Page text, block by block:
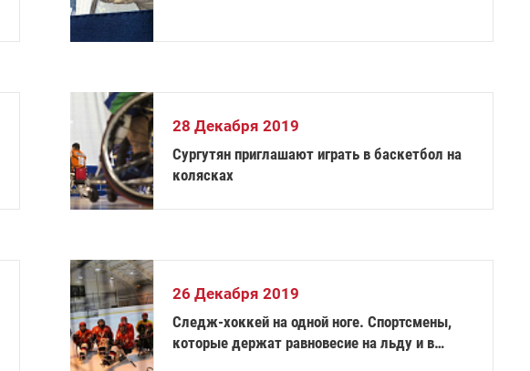
28 Декабря 2019
Сургутян приглашают играть в баскетбол на
колясках
26 Декабря 2019
Следж-хоккей на одной ноге. Спортсмены,
которые держат равновесие на льду и в